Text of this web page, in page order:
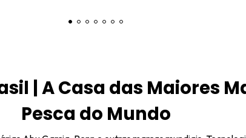
| A Casa das Maiores
Pesca do Mundo